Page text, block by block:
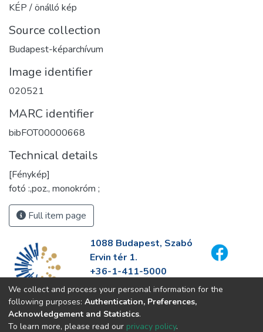
KÉP / önálló kép
Source collection
Budapest-képarchívum
Image identifier
020521
MARC identifier
bibFOT00000668
Technical details
[Fénykép]
fotó :,poz., monokróm ;
Full item page
1088 Budapest, Szabó
Ervin tér 1.
+36-1-411-5000
info@fszek.hu
https://fszek.hu
We collect and process your personal information for the
following purposes: Authentication, Preferences,
Acknowledgement and Statistics.
To learn more, please read our privacy policy.